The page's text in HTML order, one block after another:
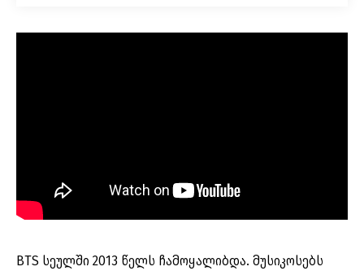
BTS სეულში 2013 წელს ჩამოყალიბდა. მუსიკოსებს